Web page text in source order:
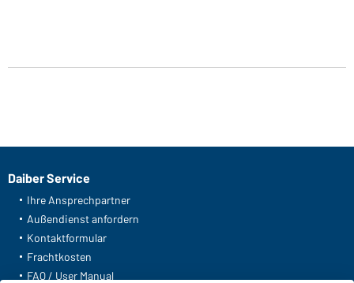
Daiber Service
Ihre Ansprechpartner
Außendienst anfordern
Kontaktformular
Frachtkosten
FAQ / User Manual